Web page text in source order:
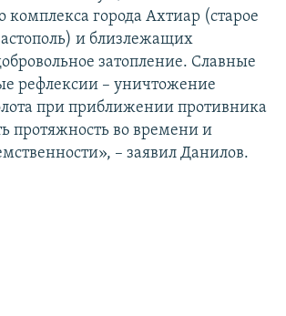
RL
комплекса города Ахтиар (старое
и близлежащих
затопление. Славные
рефлексии – уничтожение
при приближении противника
протяжность во времени и
– заявил Данилов.